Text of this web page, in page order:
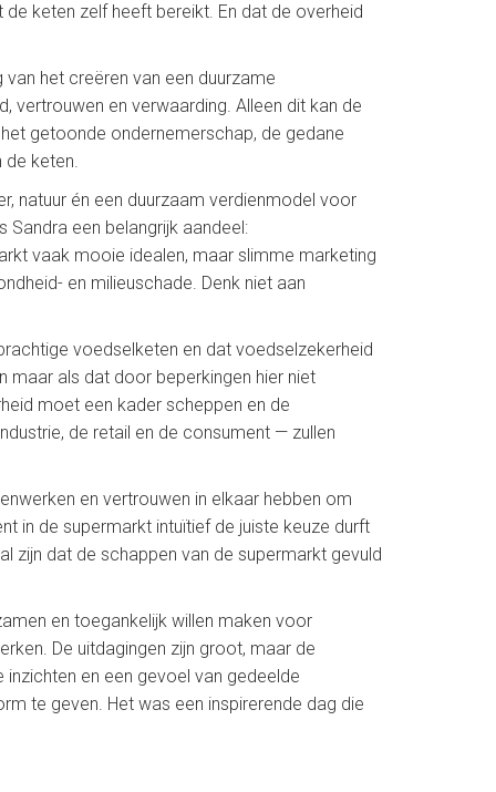
keten zelf heeft bereikt. En dat de overheid
het creëren van een duurzame
vertrouwen en verwaarding. Alleen dit kan de
getoonde ondernemerschap, de gedane
de keten.
natuur én een duurzaam verdienmodel voor
Sandra een belangrijk aandeel:
vaak mooie idealen, maar slimme marketing
en milieuschade. Denk niet aan
voedselketen en dat voedselzekerheid
maar als dat door beperkingen hier niet
moet een kader scheppen en de
de retail en de consument — zullen
en vertrouwen in elkaar hebben om
in de supermarkt intuïtief de juiste keuze durft
zijn dat de schappen van de supermarkt gevuld
en toegankelijk willen maken voor
De uitdagingen zijn groot, maar de
en een gevoel van gedeelde
te geven. Het was een inspirerende dag die